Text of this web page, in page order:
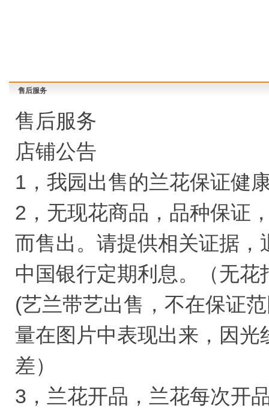
售后服务
售后服务
店铺公告
1，我园出售的兰花保证健
2，无现花商品，品种保证
而售出。请提供相关证据
中国银行定期利息。（无
(艺兰带艺出售，不在保证
量在图片中表现出来，因
差）
3，兰花开品，兰花每次开